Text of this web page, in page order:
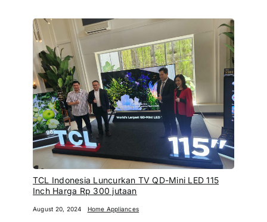
TCL Indonesia Luncurkan TV QD-Mini LED 115
Inch Harga Rp 300 jutaan
August 20, 2024 Home Appliances